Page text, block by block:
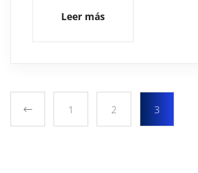
Leer más
1 2 3